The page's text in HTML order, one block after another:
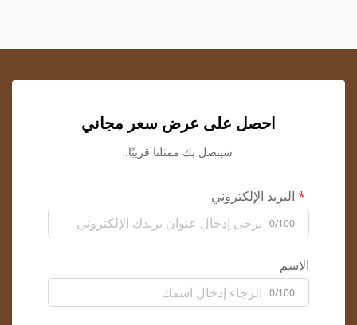
احصل على عرض سعر مجاني
سيتصل بك ممثلنا قريبًا.
البريد الإلكتروني
0/100
الاسم
0/100